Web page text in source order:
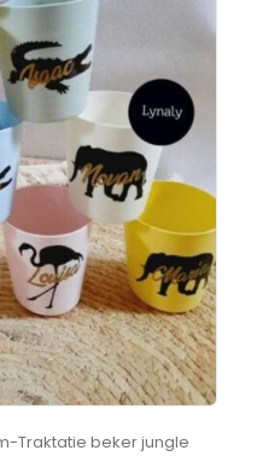
-Traktatie beker jungle